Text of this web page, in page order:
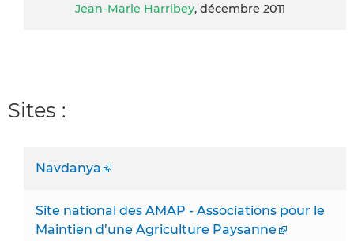
Jean-Marie Harribey, décembre 2011
Sites :
Navdanya
Site national des AMAP - Associations pour le
Maintien d’une Agriculture Paysanne